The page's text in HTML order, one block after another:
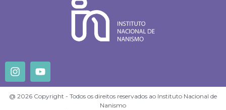
@ 2026 Copyright - Todos os direitos reservados ao Instituto Nacional de
Nanismo